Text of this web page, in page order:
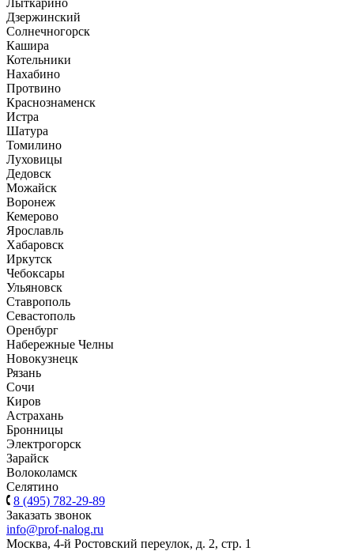
Лыткарино
Дзержинский
Солнечногорск
Кашира
Котельники
Нахабино
Протвино
Краснознаменск
Истра
Шатура
Томилино
Луховицы
Дедовск
Можайск
Воронеж
Кемерово
Ярославль
Хабаровск
Иркутск
Чебоксары
Ульяновск
Ставрополь
Севастополь
Оренбург
Набережные Челны
Новокузнецк
Рязань
Сочи
Киров
Астрахань
Бронницы
Электрогорск
Зарайск
Волоколамск
Селятино
8 (495) 782-29-89
Заказать звонок
info@prof-nalog.ru
Москва, 4-й Ростовский переулок, д. 2, стр. 1